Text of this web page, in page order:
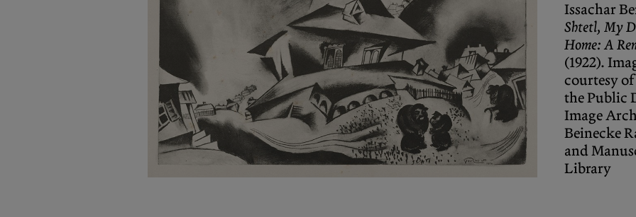
Issachar
Shtetl, My
Home: A
(1922).
courtesy of
thePublic
Image
Beinecke
and
Library